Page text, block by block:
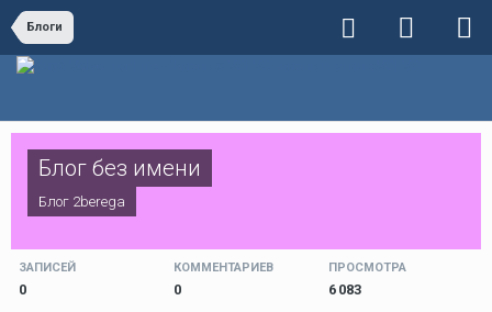
Блоги
Блог без имени
Блог 2berega
ЗАПИСЕЙ
0
КОММЕНТАРИЕВ
0
ПРОСМОТРА
6 083